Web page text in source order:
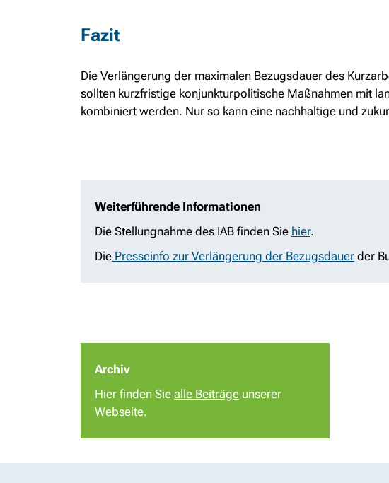
Fazit
Die Verlängerung der maximalen Bezugsdauer des
sollten kurzfristige konjunkturpolitische Maßnahmen mit
kombiniert werden. Nur so kann eine nachhaltige und
Weiterführende Informationen
Die Stellungnahme des IAB finden Sie hier.
Die Presseinfo zur Verlängerung der Bezugsdauer der
Archiv
Hier finden Sie alle Beiträge unserer
Webseite.